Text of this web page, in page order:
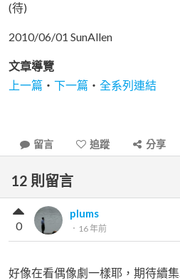
(待)
2010/06/01 SunAllen
文章導覽
上一篇 ‧ 下一篇 ‧ 全系列連結
留言 追蹤 分享
12 則留言
plums
． 16 年前
0
好像在看偶像劇一樣耶，期待續集...